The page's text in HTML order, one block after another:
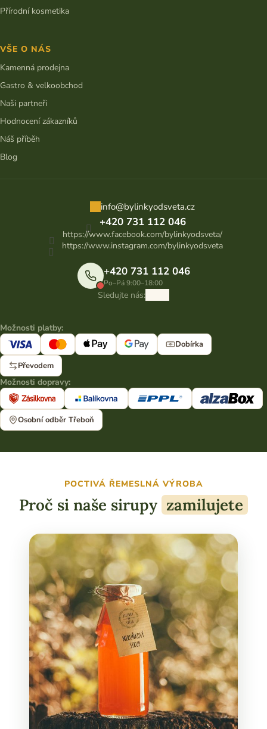
info@bylinkyodsveta.cz
+420 731 112 046
https://www.facebook.com/bylinkyodsveta/
https://www.instagram.com/bylinkyodsveta
+420 731 112 046
Po–Pá 9:00–18:00
Sledujte nás:
Přírodní kosmetika
VŠE O NÁS
Kamenná prodejna
Gastro & velkoobchod
Naši partneři
Hodnocení zákazníků
Náš příběh
Blog
Možnosti platby:
Dobírka
Převodem
Možnosti dopravy:
Osobní odběr Třeboň
POCTIVÁ ŘEMESLNÁ VÝROBA
Proč si naše sirupy zamilujete